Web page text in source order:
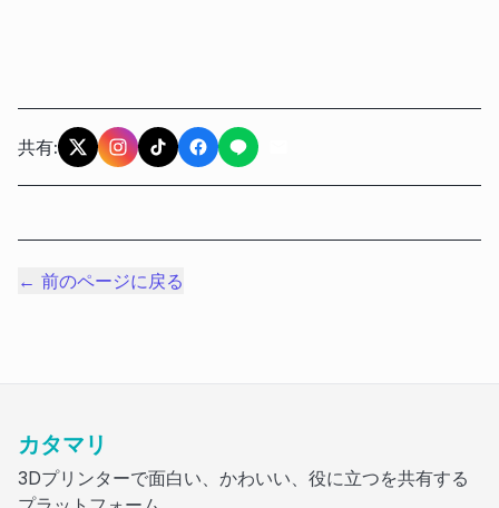
共有:
← 前のページに戻る
カタマリ
3Dプリンターで面白い、かわいい、役に立つを共有する